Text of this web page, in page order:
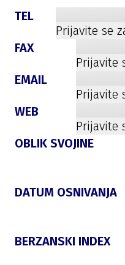
TEL
Prijavite se
FAX
Prijavite
EMAIL
Prijavite
WEB
Prijavite
OBLIK SVOJINE
DATUM OSNIVANJA
BERZANSKI INDEX